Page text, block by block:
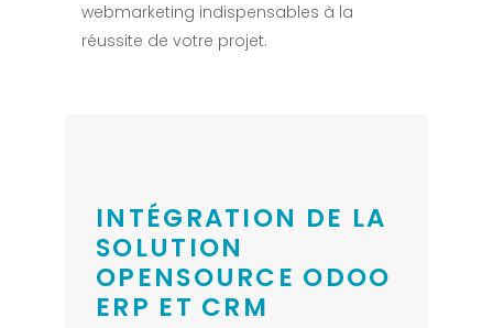
webmarketing indispensables à la
réussite de votre projet.
INTÉGRATION DE LA
SOLUTION
OPENSOURCE ODOO
ERP ET CRM